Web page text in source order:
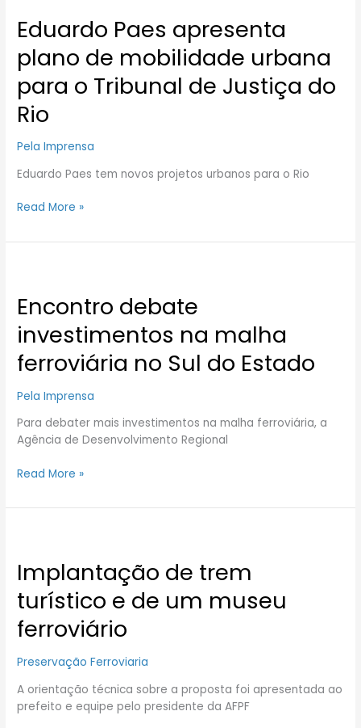
Eduardo Paes apresenta
plano de mobilidade urbana
para o Tribunal de Justiça do
Rio
Pela Imprensa
Eduardo Paes tem novos projetos urbanos para o Rio
do
Rio
Read More »
Encontro debate
investimentos na malha
ferroviária no Sul do Estado
Pela Imprensa
Para debater mais investimentos na malha ferroviária, a
Agência de Desenvolvimento Regional
investimentos
na
malha
ferroviária
no
do
Estado
Read More »
Implantação de trem
turístico e de um museu
ferroviário
Preservação Ferroviaria
A orientação técnica sobre a proposta foi apresentada ao
prefeito e equipe pelo presidente da AFPF
trem
turístico
e
de
um
ferroviário